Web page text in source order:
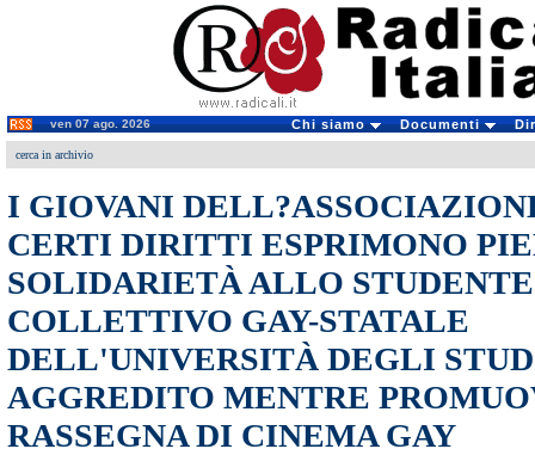
ven 07 ago. 2026 Chi siamo Documenti
cerca in archivio
I GIOVANI
CERTI DIRITTI ESPRIMONO
SOLIDARIETÀ ALLO
COLLETTIVO GAY-STATALE
DELL'UNIVERSITÀ DEGLI
AGGREDITO MENTRE
RASSEGNA DI CINEMA GAY